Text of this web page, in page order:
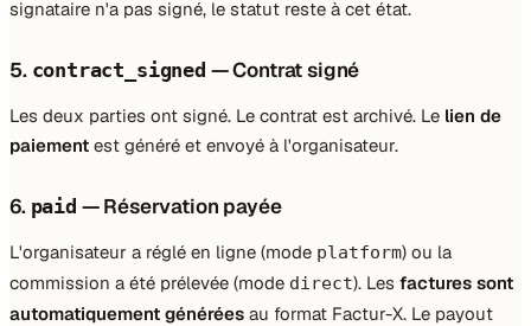
signataire n'a pas signé, le statut reste à cet état.
5. contract_signed — Contrat signé
Les deux parties ont signé. Le contrat est archivé. Le lien de
paiement est généré et envoyé à l'organisateur.
6. paid — Réservation payée
L'organisateur a réglé en ligne (mode platform) ou la
commission a été prélevée (mode direct). Les factures sont
automatiquement générées au format Factur-X. Le payout